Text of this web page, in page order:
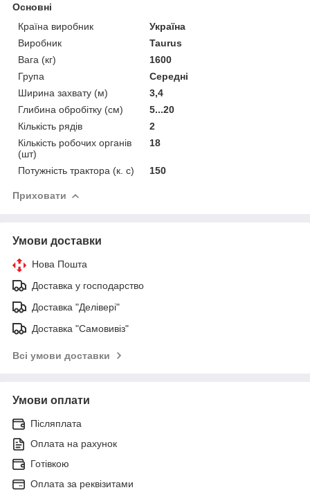
Основні
Країна виробник
Україна
Виробник
Taurus
Вага (кг)
1600
Група
Середні
Ширина захвату (м)
3,4
Глибина обробітку (см)
5...20
Кількість рядів
2
Кількість робочих органів
(шт)
18
Потужність трактора (к. с) 150
Приховати
Умови доставки
Нова Пошта
Доставка у господарство
Доставка "Делівері"
Доставка "Самовивіз"
Всі умови доставки
Умови оплати
Післяплата
Оплата на рахунок
Готівкою
Оплата за реквізитами